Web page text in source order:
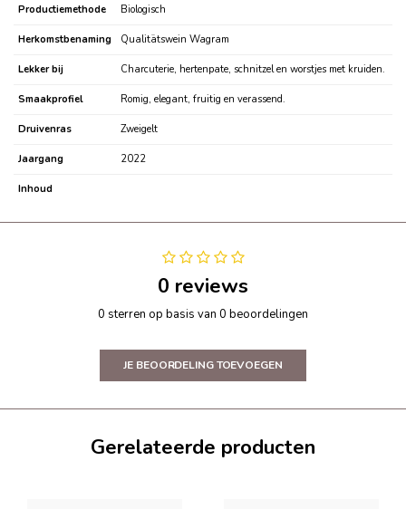
Productiemethode Biologisch
Herkomstbenaming Qualitätswein Wagram
Lekker bij Charcuterie, hertenpate, schnitzel en worstjes met kruiden.
Smaakprofiel Romig, elegant, fruitig en verassend.
Druivenras Zweigelt
Jaargang 2022
Inhoud
0 reviews
0 sterren op basis van 0 beoordelingen
JE BEOORDELING TOEVOEGEN
Gerelateerde producten